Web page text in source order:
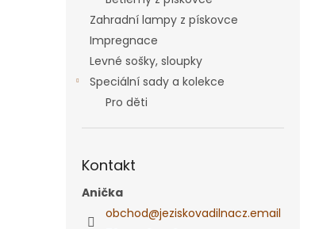
Zahradní lampy z pískovce
Impregnace
Levné sošky, sloupky
Speciální sady a kolekce
Pro děti
Kontakt
Anička
obchod@jeziskovadilnacz.email